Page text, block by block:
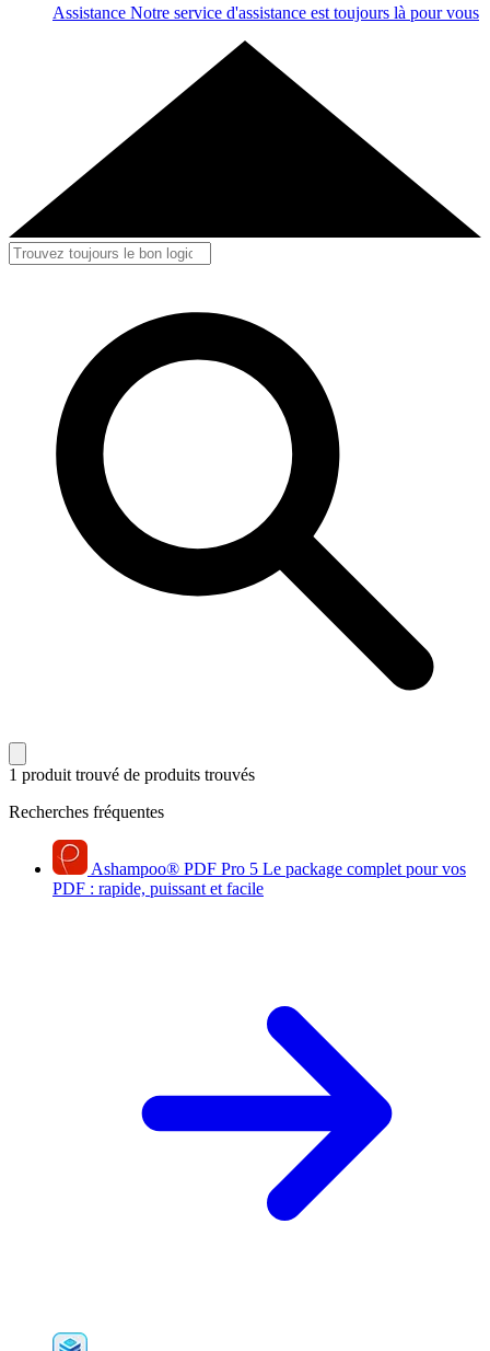
Assistance Notre service d'assistance est toujours là pour vous
1 produit trouvé de produits trouvés
Recherches fréquentes
Ashampoo® PDF Pro 5 Le package complet pour vos
PDF : rapide, puissant et facile